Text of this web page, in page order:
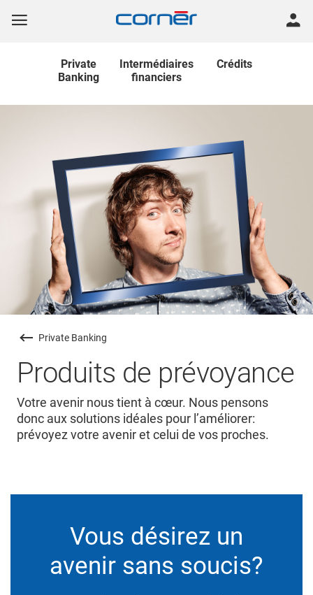
Private
Banking
Intermédiaires
financiers
Crédits
Private Banking
Produits de prévoyance
Votre avenir nous tient à cœur. Nous pensons
donc aux solutions idéales pour l’améliorer:
prévoyez votre avenir et celui de vos proches.
Vous désirez un
avenir sans soucis?